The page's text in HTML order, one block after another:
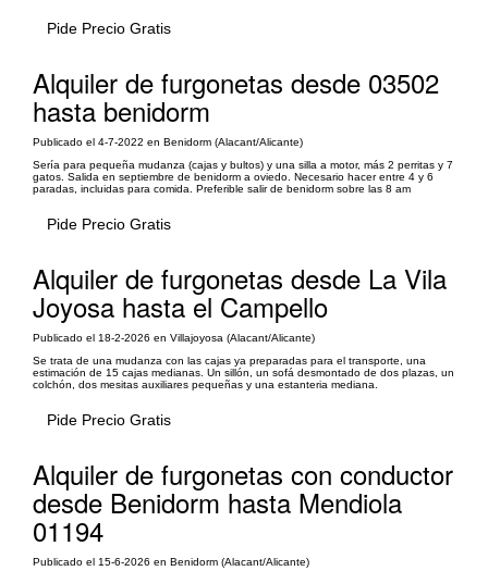
Pide Precio Gratis
Alquiler de furgonetas desde 03502
hasta benidorm
Publicado el 4-7-2022 en Benidorm (Alacant/Alicante)
Sería para pequeña mudanza (cajas y bultos) y una silla a motor, más 2 perritas y 7
gatos. Salida en septiembre de benidorm a oviedo. Necesario hacer entre 4 y 6
paradas, incluidas para comida. Preferible salir de benidorm sobre las 8 am
Pide Precio Gratis
Alquiler de furgonetas desde La Vila
Joyosa hasta el Campello
Publicado el 18-2-2026 en Villajoyosa (Alacant/Alicante)
Se trata de una mudanza con las cajas ya preparadas para el transporte, una
estimación de 15 cajas medianas. Un sillón, un sofá desmontado de dos plazas, un
colchón, dos mesitas auxiliares pequeñas y una estanteria mediana.
Pide Precio Gratis
Alquiler de furgonetas con conductor
desde Benidorm hasta Mendiola
01194
Publicado el 15-6-2026 en Benidorm (Alacant/Alicante)